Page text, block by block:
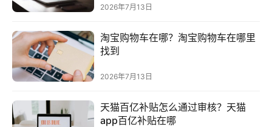
G
E
O
优
化
A
i
2026年7月13日
淘宝购物车在哪？淘宝购物车在哪里
找到
2026年7月13日
天猫百亿补贴怎么通过审核？天猫
app百亿补贴在哪